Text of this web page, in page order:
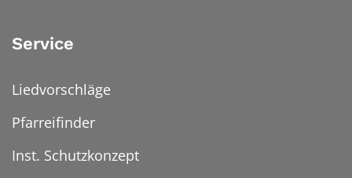
Service
Liedvorschläge
Pfarreifinder
Inst. Schutzkonzept